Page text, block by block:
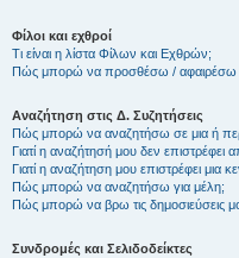
Φίλοι και εχθροί
Τι είναι η λίστα Φίλων και Εχθρών;
Πώς μπορώ να προσθέσω / αφαιρέσω
Αναζήτηση στις Δ. Συζητήσεις
Πώς μπορώ να αναζητήσω σε μια ή
Γιατί η αναζήτησή μου δεν επιστρέφει
Γιατί η αναζήτηση μου επιστρέφει μια
Πώς μπορώ να αναζητήσω για μέλη;
Πώς μπορώ να βρω τις δημοσιεύσεις
Συνδρομές και Σελιδοδείκτες